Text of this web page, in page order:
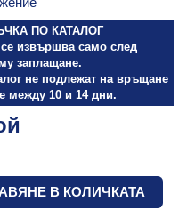
ПО КАТАЛОГ
се извършва само след
заплащане.
не подлежат на връщане
между 10 и 14 дни.
В КОЛИЧКАТА